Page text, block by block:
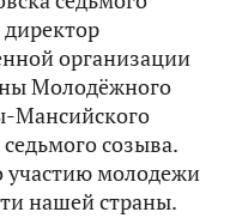
директор
организации
Молодёжного
Мансийского
созыва.
участию молодежи
нашей страны.